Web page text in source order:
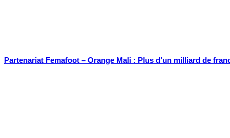
Partenariat Femafoot – Orange Mali : Plus d’un milliard de